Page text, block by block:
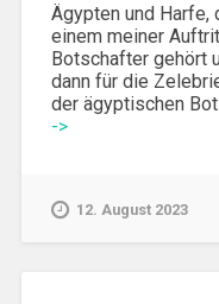
Ägypten und Harfe,
einem meiner
Botschafter gehört
dann für die
der ägyptischen
->
12. August 2023